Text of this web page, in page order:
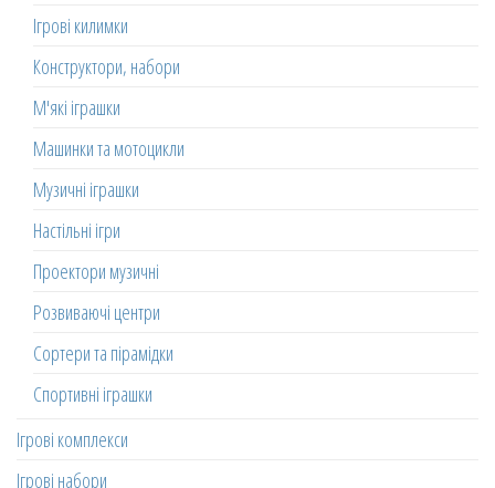
Ігрові килимки
Конструктори, набори
М'які іграшки
Машинки та мотоцикли
Музичні іграшки
Настільні ігри
Проектори музичні
Розвиваючі центри
Сортери та пірамідки
Спортивні іграшки
Ігрові комплекси
Ігрові набори